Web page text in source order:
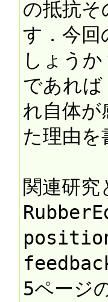
の抵抗
す．今回
しょう
であれば
れ自体が
た理由を
関連研究
5ページ